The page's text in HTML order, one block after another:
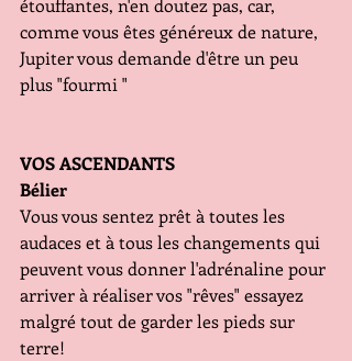
étouffantes, n'en doutez pas, car,
comme vous êtes généreux de nature,
Jupiter vous demande d'être un peu
plus "fourmi "
VOS ASCENDANTS
Bélier
Vous vous sentez prêt à toutes les
audaces et à tous les changements qui
peuvent vous donner l'adrénaline pour
arriver à réaliser vos "rêves" essayez
malgré tout de garder les pieds sur
terre!